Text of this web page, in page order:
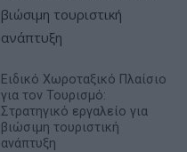
Ειδικό Χωροταξικό Πλαίσιο
για τον Τουρισμό:
Στρατηγικό εργαλείο για
βιώσιμη τουριστική
ανάπτυξη